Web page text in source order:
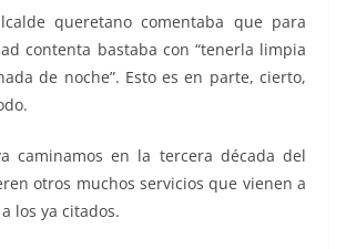
queretano comentaba que para
contenta bastaba con “tenerla limpia
de noche”. Esto es en parte, cierto,
caminamos en la tercera década del
otros muchos servicios que vienen a
los ya citados.